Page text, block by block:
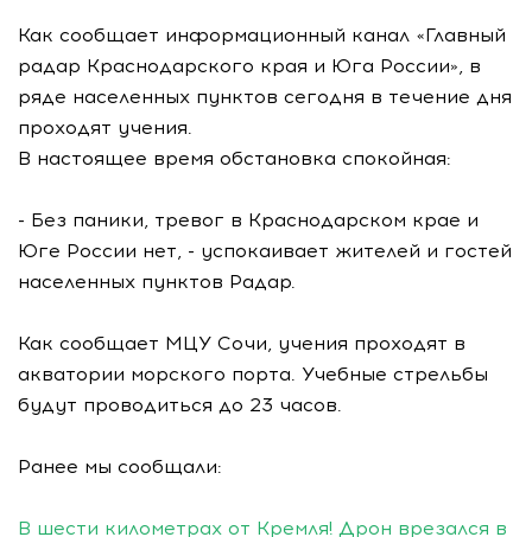
Как сообщает информационный канал «Главный
радар Краснодарского края и Юга России», в
ряде населенных пунктов сегодня в течение дня
проходят учения.
В настоящее время обстановка спокойная:
- Без паники, тревог в Краснодарском крае и
Юге России нет, - успокаивает жителей и гостей
населенных пунктов Радар.
Как сообщает МЦУ Сочи, учения проходят в
акватории морского порта. Учебные стрельбы
будут проводиться до 23 часов.
Ранее мы сообщали:
В шести километрах от Кремля! Дрон врезался в